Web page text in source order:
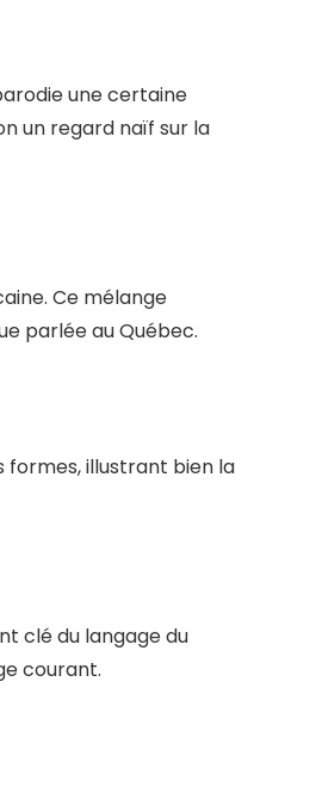
une certaine
un regard naïf sur la
Ce mélange
parlée au Québec.
formes, illustrant bien la
clé du langage du
courant.